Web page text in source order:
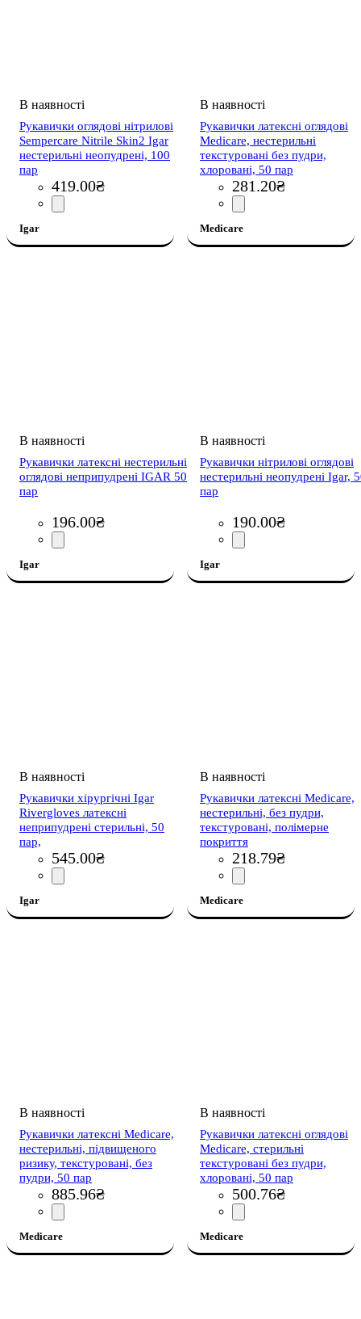
Рукавички оглядові нітрилові
Sempercare Nitrile Skin2 Igar
нестерильні неопудрені, 100
пар
419.00₴
Igar
Рукавички латексні оглядові
Medicare, нестерильні
текстуровані без пудри,
хлоровані, 50 пар
281.20₴
Medicare
Рукавички латексні нестерильні
оглядові неприпудрені IGAR 50
пар
196.00₴
Igar
Рукавички нітрилові оглядові
нестерильні неопудрені Igar,
пар
190.00₴
Igar
Рукавички хірургічні Igar
Rivergloves латексні
неприпудрені стерильні, 50
пар,
545.00₴
Igar
Рукавички латексні Medicare,
нестерильні, без пудри,
текстуровані, полімерне
покриття
218.79₴
Medicare
Рукавички латексні Medicare,
нестерильні, підвищеного
ризику, текстуровані, без
пудри, 50 пар
885.96₴
Medicare
Рукавички латексні оглядові
Medicare, стерильні
текстуровані без пудри,
хлоровані, 50 пар
500.76₴
Medicare